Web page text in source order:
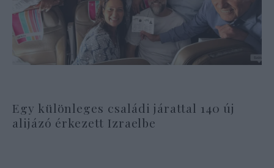
Egy különleges családi járattal 140 új
alijázó érkezett Izraelbe